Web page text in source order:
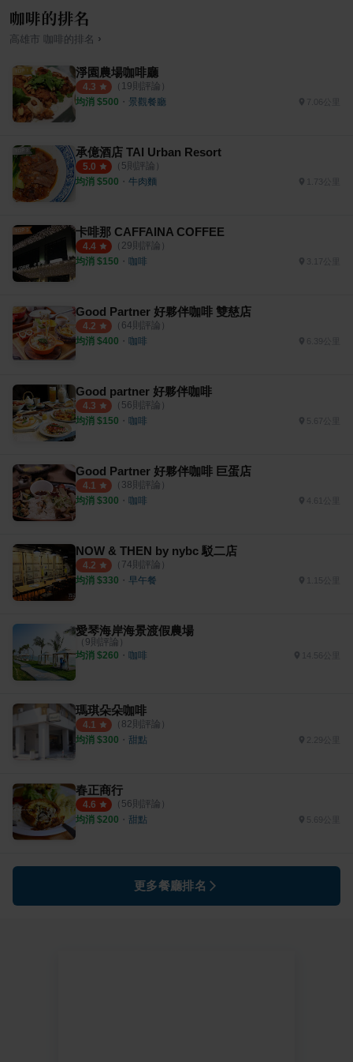
咖啡的排名
高雄市 咖啡 的排名 ›
淨園農場咖啡廳
4.3 （ 19則評論）
均消 $500 ・ 景觀餐廳
承億酒店 TAI Urban Resort
5.0 （ 5則評論）
均消 $500 ・ 牛肉麵
卡啡那 CAFFAINA COFFEE
4.4 （ 29則評論）
均消 $150 ・ 咖啡
Good Partner 好夥伴咖啡 雙慈店
4.2 （ 64則評論）
均消 $400 ・ 咖啡
Good partner 好夥伴咖啡
4.3 （ 56則評論）
均消 $150 ・ 咖啡 5.67公里
Good Partner 好夥伴咖啡 巨蛋店
4.1 （ 38則評論）
均消 $300 ・ 咖啡 4.61公里
NOW & THEN by nybc 駁二店
4.2 （ 74則評論）
均消 $330 ・ 早午餐 1.15公里
愛琴海岸海景渡假農場
（ 9則評論）
均消 $260 ・ 咖啡 14.56公里
瑪琪朵朵咖啡
4.1 （ 82則評論）
均消 $300 ・ 甜點
春正商行
4.6 （ 56則評論）
均消 $200 ・ 甜點 5.69公里
更多餐廳排名